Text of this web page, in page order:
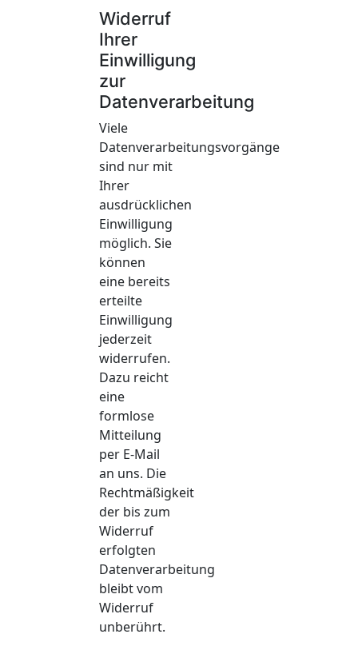
Widerruf
Ihrer
Einwilligung
zur
Datenverarbeitung
Viele
Datenverarbeitungsvorgänge
sind nur mit
Ihrer
ausdrücklichen
Einwilligung
möglich. Sie
können
eine bereits
erteilte
Einwilligung
jederzeit
widerrufen.
Dazu reicht
eine
formlose
Mitteilung
per E-Mail
an uns. Die
Rechtmäßigkeit
der bis zum
Widerruf
erfolgten
Datenverarbeitung
bleibt vom
Widerruf
unberührt.